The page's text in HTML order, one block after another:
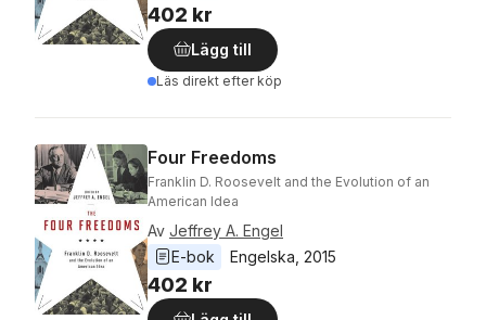
402 kr
Lägg till
Läs direkt efter köp
Four Freedoms
Franklin D. Roosevelt and the Evolution of an
American Idea
Av Jeffrey A. Engel
E-bok
Engelska 2015
402 kr